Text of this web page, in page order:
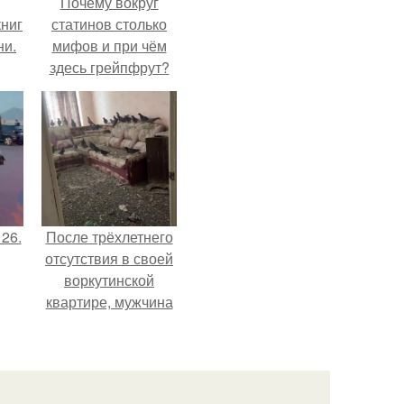
статинов столько
мифов и при чём
здесь грейпфрут?
После трёхлетнего
отсутствия в своей
воркутинской
квартире, мужчина
жилище стало